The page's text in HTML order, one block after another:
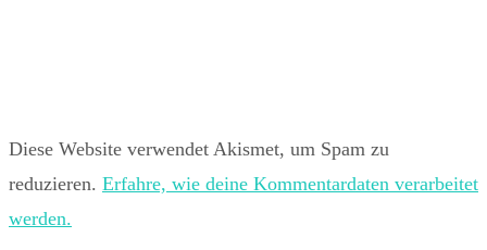
Diese Website verwendet Akismet, um Spam zu
reduzieren. Erfahre, wie deine Kommentardaten verarbeitet
werden.